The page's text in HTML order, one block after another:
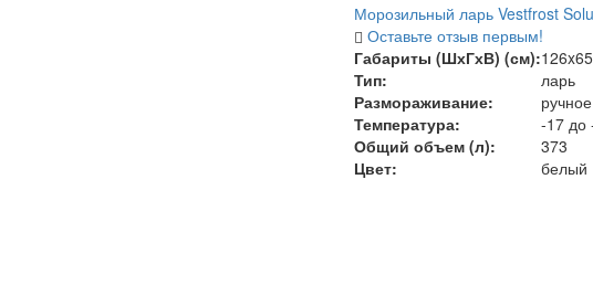
Морозильный ларь Vestfrost
Оставьте отзыв первым!
Габариты (ШхГхВ) (см):
Тип:
ларь
Размораживание:
ручное
Температура:
-17 до
Общий объем (л):
373
Цвет:
белый